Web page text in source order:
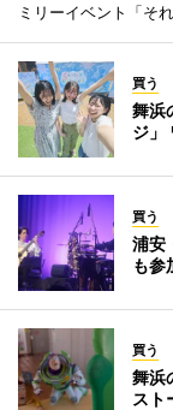
ミリーイベント「そ
買う
舞浜
ジ」
買う
浦安
も参
買う
舞浜
スト